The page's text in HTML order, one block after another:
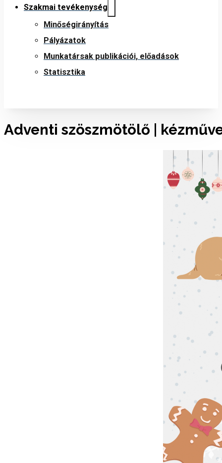
Szakmai tevékenység
Minőségirányítás
Pályázatok
Munkatársak publikációi, előadások
Statisztika
Adventi szöszmötölő |